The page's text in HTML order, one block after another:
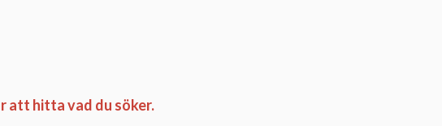
att hitta vad du söker.